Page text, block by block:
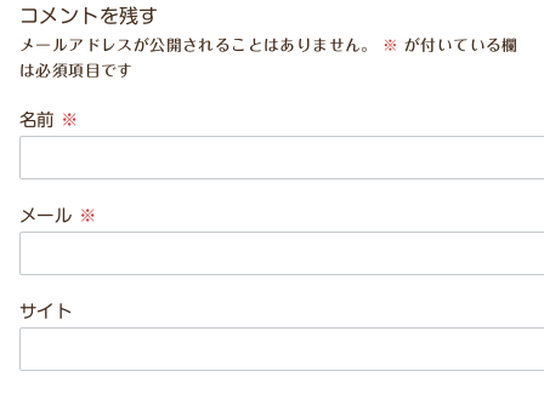
コメントを残す
メールアドレスが公開されることはありません。 ※ が付いている欄
は必須項目です
名前 ※
メール ※
サイト